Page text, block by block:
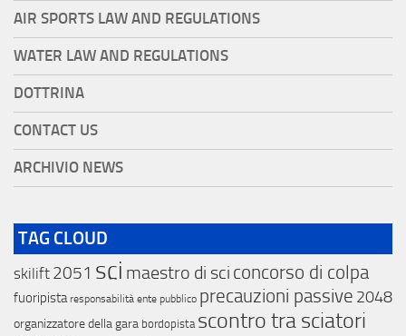
AIR SPORTS LAW AND REGULATIONS
WATER LAW AND REGULATIONS
DOTTRINA
CONTACT US
ARCHIVIO NEWS
TAG CLOUD
skilift 2051 sci maestro di sci concorso di colpa
fuoripista responsabilità ente pubblico precauzioni passive 2048
organizzatore della gara bordopista scontro tra sciatori